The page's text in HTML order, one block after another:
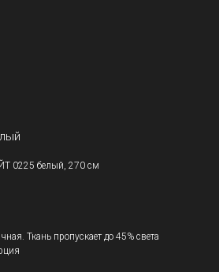
0225 белый, 270 см
Ткань пропускает до 45% света